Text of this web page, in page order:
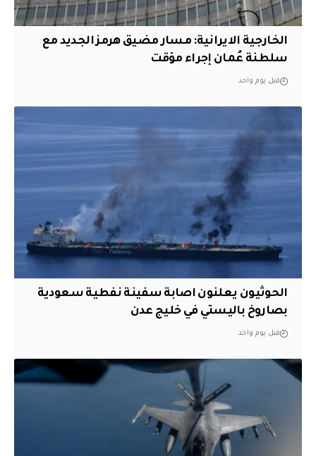
الخارجية الايرانية: مسار مضيق هرمز الجديد مع
سلطنة عُمان إجراء مؤقت
قبل يوم واحد
الحوثيون يعلنون اصابة سفينة نفطية سعودية
بصاروخ باليستي في خليج عدن
قبل يوم واحد